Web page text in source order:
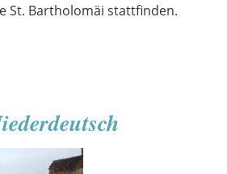
St. Bartholomäi stattfinden.